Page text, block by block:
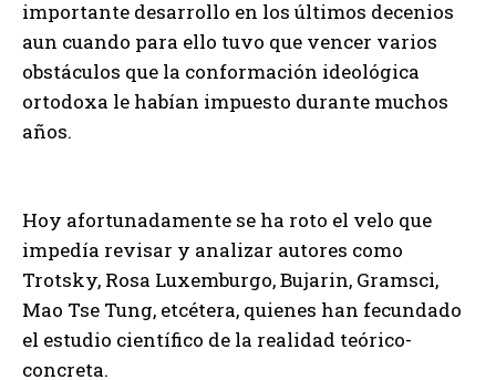
importante desarrollo en los últimos decenios
aun cuando para ello tuvo que vencer varios
obstáculos que la conformación ideológica
ortodoxa le habían impuesto durante muchos
años.
Hoy afortunadamente se ha roto el velo que
impedía revisar y analizar autores como
Trotsky, Rosa Luxemburgo, Bujarin, Gramsci,
Mao Tse Tung, etcétera, quienes han fecundado
el estudio científico de la realidad teórico-
concreta.